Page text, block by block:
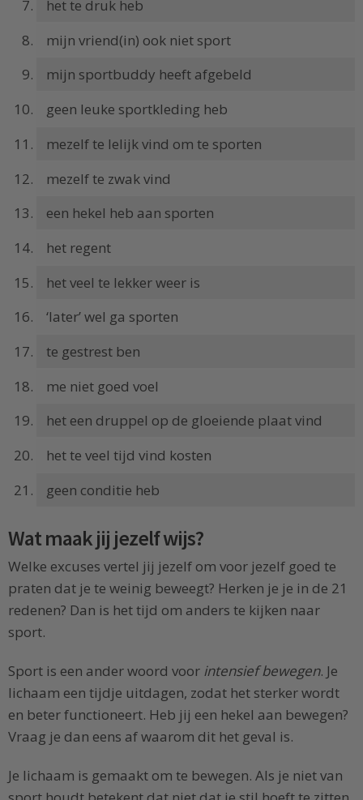
het te druk heb
mijn vriend(in) ook niet sport
mijn sportbuddy heeft afgebeld
geen leuke sportkleding heb
mezelf te lelijk vind om te sporten
mezelf te zwak vind
een hekel heb aan sporten
het regent
het veel te lekker weer is
‘later’ wel ga sporten
te gestrest ben
me niet goed voel
het een druppel op de gloeiende plaat vind
het te veel tijd vind kosten
geen conditie heb
Wat maak jij jezelf wijs?
Welke excuses vertel jij jezelf om voor jezelf goed te
praten dat je te weinig beweegt? Herken je je in de 21
redenen? Dan is het tijd om anders te kijken naar
sport.
Sport is een ander woord voor intensief bewegen. Je
lichaam een tijdje uitdagen, zodat het sterker wordt
en beter functioneert. Heb jij een hekel aan bewegen?
Vraag je dan eens af waarom dit het geval is.
Je lichaam is gemaakt om te bewegen. Als je niet van